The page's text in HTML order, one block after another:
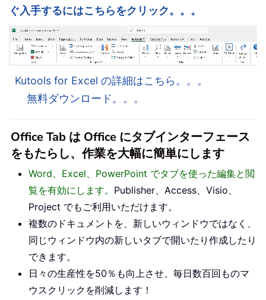
ぐ入手するにはこちらをクリック。。。
Kutools for Excel の詳細はこちら。。。
無料ダウンロード。。。
Office Tab は Office にタブインターフェース
をもたらし、作業を大幅に簡単にします
Word、Excel、PowerPoint でタブを使った編集と閲
覧を有効にします。 Publisher、Access、Visio、
Project でもご利用いただけます。
複数のドキュメントを、新しいウィンドウではなく、
同じウィンドウ内の新しいタブで開いたり作成したり
できます。
日々の生産性を50％も向上させ、毎日数百回ものマ
ウスクリックを削減します！